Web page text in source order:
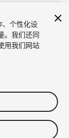
商标和使用条款
的个人信息
、个性化设
。我们还同
用我们网站